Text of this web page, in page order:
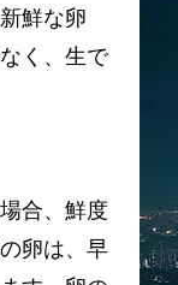
鮮な卵
く、生で
合、鮮度
卵は、早